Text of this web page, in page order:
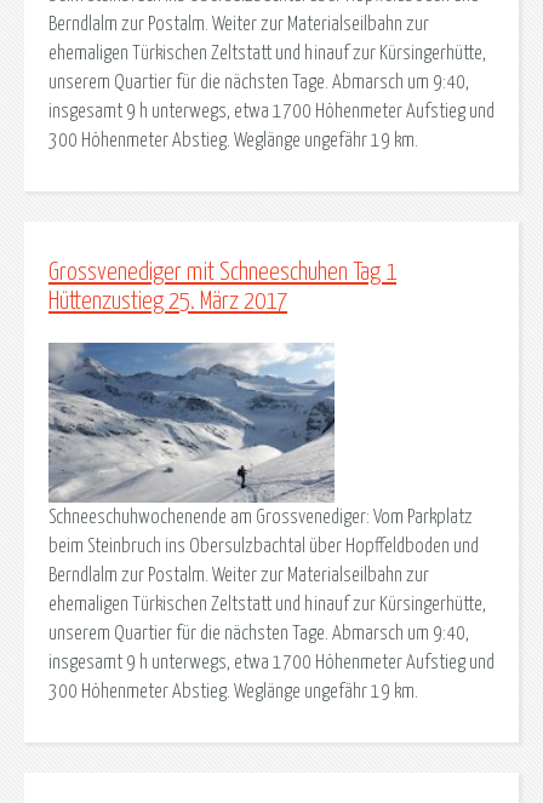
Berndlalm zur Postalm. Weiter zur Materialseilbahn zur
ehemaligen Türkischen Zeltstatt und hinauf zur Kürsingerhütte,
unserem Quartier für die nächsten Tage. Abmarsch um 9:40,
insgesamt 9 h unterwegs, etwa 1700 Höhenmeter Aufstieg und
300 Höhenmeter Abstieg. Weglänge ungefähr 19 km.
Grossvenediger mit Schneeschuhen Tag 1
Hüttenzustieg 25. März 2017
Schneeschuhwochenende am Grossvenediger: Vom Parkplatz
beim Steinbruch ins Obersulzbachtal über Hopffeldboden und
Berndlalm zur Postalm. Weiter zur Materialseilbahn zur
ehemaligen Türkischen Zeltstatt und hinauf zur Kürsingerhütte,
unserem Quartier für die nächsten Tage. Abmarsch um 9:40,
insgesamt 9 h unterwegs, etwa 1700 Höhenmeter Aufstieg und
300 Höhenmeter Abstieg. Weglänge ungefähr 19 km.